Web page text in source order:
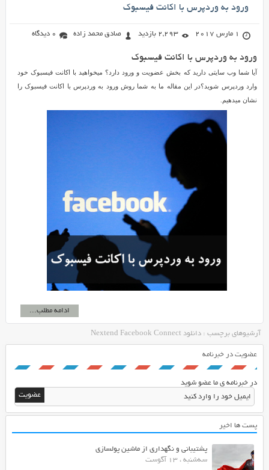
ورود به وردپرس با اکانت فیسبوک
1 مارس 2017 2,293 بازدید صادق محمد زاده 0 دیدگاه
ورود به وردپرس با اکانت فیسبوک
آیا شما وب سایتی دارید که بخش عضویت و ورود دارد؟ میخواهید با اکانت فیسبوک خود
وارد وردپرس شوید؟در این مقاله ما به شما روش ورود به وردپرس با اکانت فیسبوک را
نشان میدهیم.
ادامه مطلب...
آرشیوهای برچسب : دانلود Nextend Facebook Connect
عضویت در خبرنامه
در خبرنامه ی ما عضو شوید
پست ها اخیر
پشتیبانی و نگهداری از ماشین پولسازی
سه‌شنبه ، 13 آگوست